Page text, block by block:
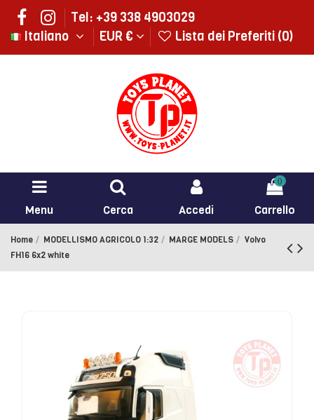
Tel: +39 338 4903029
Italiano
EUR € Lista dei Preferiti (0)
Menu Cerca Accedi
0
Carrello
Home MODELLISMO AGRICOLO 1:32 MARGE MODELS
Volvo
FH16 6x2 white